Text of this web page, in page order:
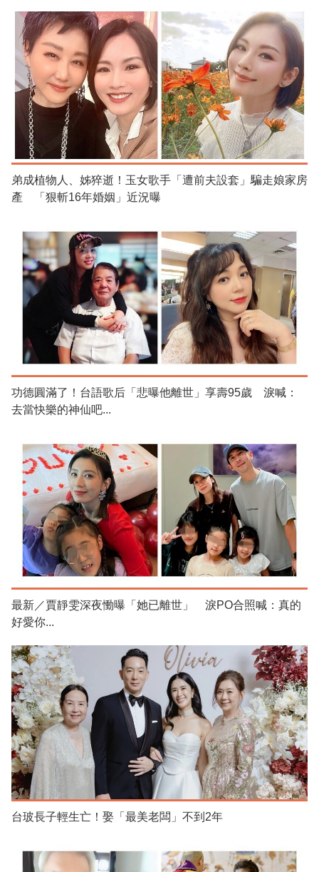
弟成植物人、姊猝逝！玉女歌手「遭前夫設套」騙走娘家房
產 「狠斬16年婚姻」近況曝
功德圓滿了！台語歌后「悲曝他離世」享壽95歲 淚喊：
去當快樂的神仙吧...
最新／賈靜雯深夜慟曝「她已離世」 淚PO合照喊：真的
好愛你...
台玻長子輕生亡！娶「最美老闆」不到2年